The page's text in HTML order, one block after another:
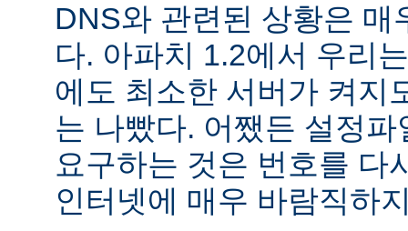
DNS와 관련된 상황은 매
다. 아파치 1.2에서 우리
에도 최소한 서버가 켜지
는 나빴다. 어쨌든 설정
요구하는 것은 번호를 다
인터넷에 매우 바람직하